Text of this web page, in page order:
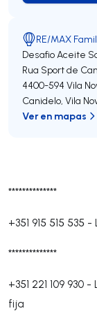
**************
+351 915 515 535 -
**************
+351 221 109 930 -
fija
RE/MAX
Desafio Aceite
Rua Sport de
4400-594 Vila
Canidelo, Vila
Ver en mapas